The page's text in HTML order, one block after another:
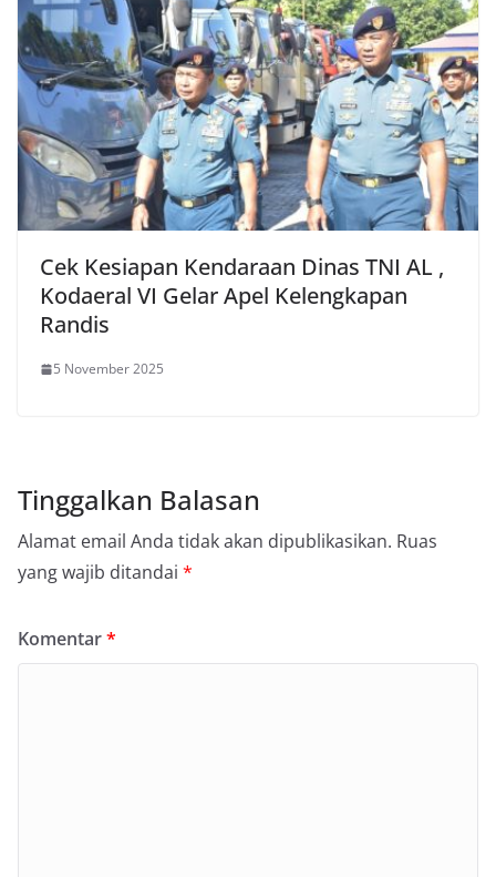
Cek Kesiapan Kendaraan Dinas TNI AL ,
Kodaeral VI Gelar Apel Kelengkapan
Randis
5 November 2025
Tinggalkan Balasan
Alamat email Anda tidak akan dipublikasikan. Ruas
yang wajib ditandai *
Komentar*